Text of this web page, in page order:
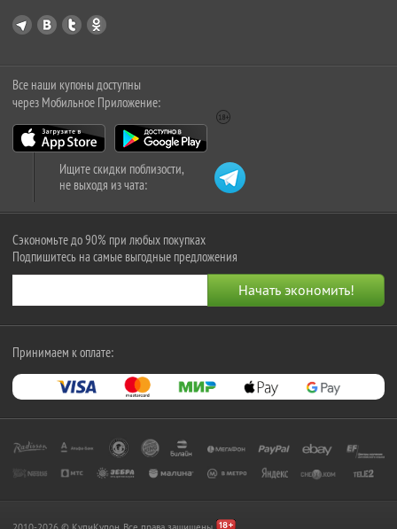
Все наши купоны доступны
через Мобильное Приложение:
Ищите скидки поблизости,
не выходя из чата:
Сэкономьте до 90% при любых покупках
Подпишитесь на самые выгодные предложения
Принимаем к оплате: